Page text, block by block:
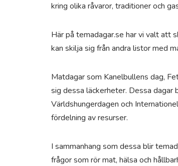
kring olika råvaror, traditioner och
Här på temadagar.se har vi valt att
kan skilja sig från andra listor med
Matdagar som Kanelbullens dag,
sig dessa läckerheter. Dessa
Världshungerdagen och
fördelning av resurser.
I sammanhang som dessa blir
frågor som rör mat, hälsa och